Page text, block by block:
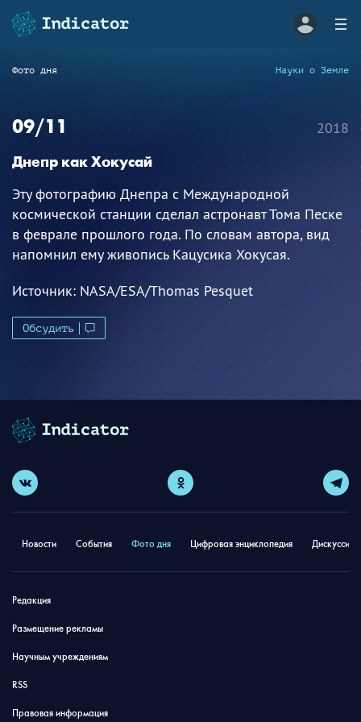
Фото дня Науки о Земле
09/11
Днепр как Хокусай
Эту фотографию Днепра с Международной
космической станции сделал астронавт Тома Песке
в феврале прошлого года. По словам автора, вид
напомнил ему живопись Кацусика Хокусая.
Источник: NASA/ESA/Thomas Pesquet
Обсудить
2018
Новости События Фото дня Цифровая энциклопедия
Редакция
Размещение рекламы
Научным учреждениям
RSS
Правовая информация